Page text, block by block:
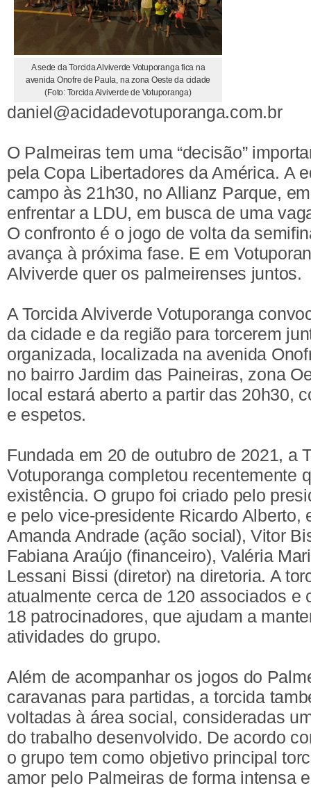
A sede da Torcida Alviverde Votuporanga fica na
avenida Onofre de Paula, na zona Oeste da cidade
(Foto: Torcida Alviverde de Votuporanga)
daniel@acidadevotuporanga.com.br
O Palmeiras tem uma “decisão”
pela Copa Libertadores da América. A
campo às 21h30, no Allianz Parque,
enfrentar a LDU, em busca de uma
O confronto é o jogo de volta da
avança à próxima fase. E em
Alviverde quer os palmeirenses juntos.
A Torcida Alviverde Votuporanga
da cidade e da região para torcerem
organizada, localizada na avenida
no bairro Jardim das Paineiras, zona
local estará aberto a partir das 20h30,
e espetos.
Fundada em 20 de outubro de 2021, a
Votuporanga completou recentemente
existência. O grupo foi criado pelo
e pelo vice-presidente Ricardo Alberto,
Amanda Andrade (ação social), Vitor
Fabiana Araújo (financeiro), Valéria
Lessani Bissi (diretor) na diretoria. A
atualmente cerca de 120 associados e
18 patrocinadores, que ajudam a
atividades do grupo.
Além de acompanhar os jogos do
caravanas para partidas, a torcida
voltadas à área social, consideradas
do trabalho desenvolvido. De acordo
o grupo tem como objetivo principal
amor pelo Palmeiras de forma intensa